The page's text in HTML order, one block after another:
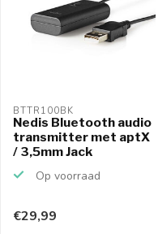
BTTR100BK
Nedis Bluetooth audio
transmitter met aptX
/ 3,5mm Jack
Op voorraad
€29,99